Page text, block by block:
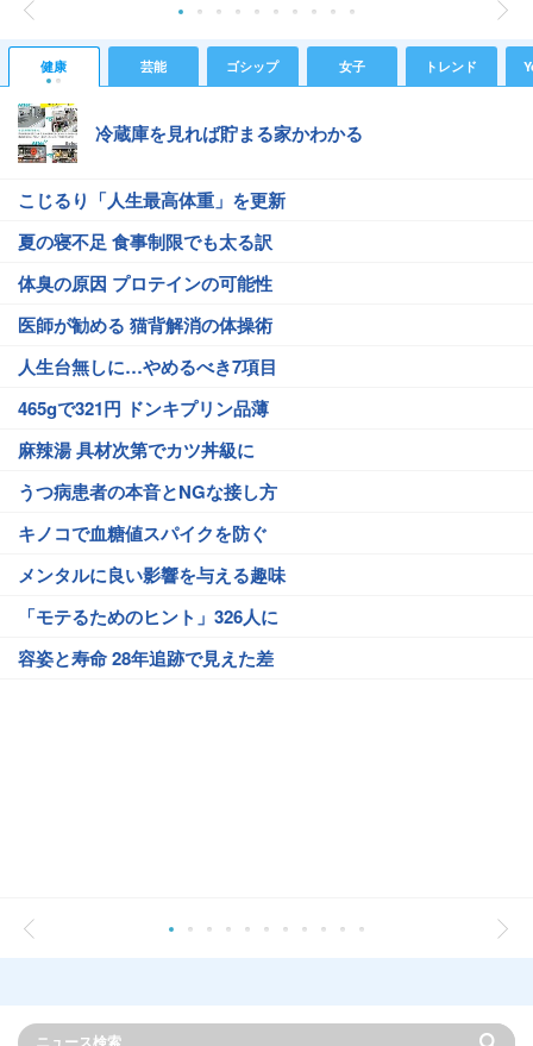
健康 芸能 ゴシップ 女子 トレンド
冷蔵庫を見れば貯まる家かわかる
こじるり「人生最高体重」を更新
夏の寝不足 食事制限でも太る訳
体臭の原因 プロテインの可能性
医師が勧める 猫背解消の体操術
人生台無しに…やめるべき7項目
465gで321円 ドンキプリン品薄
麻辣湯 具材次第でカツ丼級に
うつ病患者の本音とNGな接し方
キノコで血糖値スパイクを防ぐ
メンタルに良い影響を与える趣味
「モテるためのヒント」326人に
容姿と寿命 28年追跡で見えた差